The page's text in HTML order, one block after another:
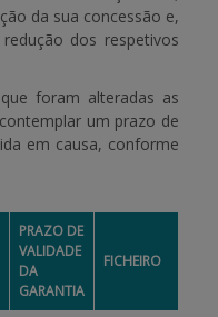
da sua concessão e,
dos respetivos
foram alteradas as
um prazo de
em causa, conforme
PRAZO DE
VALIDADE
DA
GARANTIA
FICHEIRO